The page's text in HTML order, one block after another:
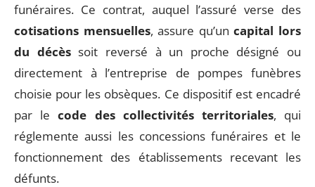
funéraires. Ce contrat, auquel l’assuré verse des
cotisations mensuelles, assure qu’uncapital lors
du décèssoit reversé à un proche désigné ou
directement à l’entreprise de pompes funèbres
choisie pour les obsèques. Ce dispositif est encadré
par lecode des collectivités territoriales, qui
réglemente aussi les concessions funéraires et le
fonctionnement des établissements recevant les
défunts.